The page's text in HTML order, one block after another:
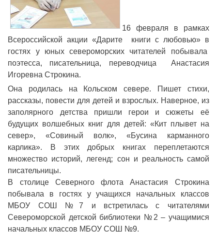
16 февраля в рамках
Всероссийской акции «Дарите книги с любовью» в
гостях у юных североморских читателей побывала
поэтесса, писательница, переводчица Анастасия
Игоревна Строкина.
Она родилась на Кольском севере. Пишет стихи,
рассказы, повести для детей и взрослых. Наверное, из
заполярного детства пришли герои и сюжеты её
будущих волшебных книг для детей: «Кит плывет на
север», «Совиный волк», «Бусина карманного
карлика». В этих добрых книгах переплетаются
множество историй, легенд; сон и реальность самой
писательницы.
В столице Северного флота Анастасия Строкина
побывала в гостях у учащихся начальных классов
МБОУ СОШ №7 и встретилась с читателями
Североморской детской библиотеки №2 – учащимися
начальных классов МБОУ СОШ №9.